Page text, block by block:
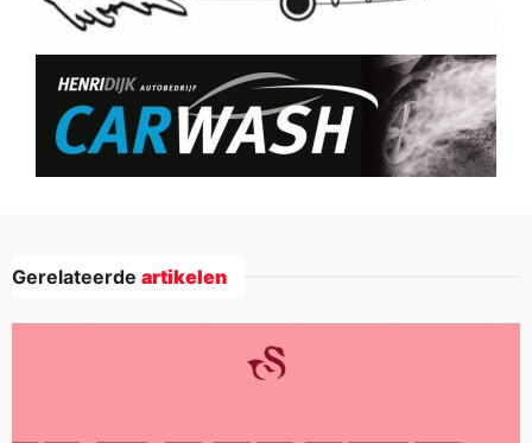
Gerelateerde artikelen